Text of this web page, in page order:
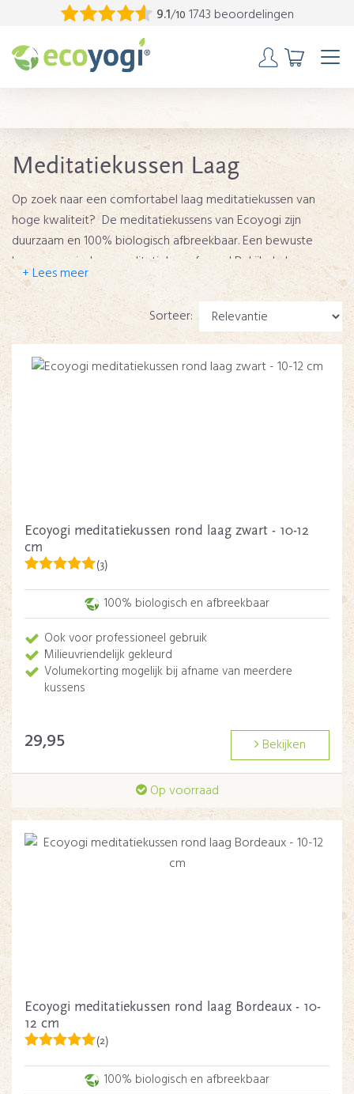
9.1/10 1743 beoordelingen
Meditatiekussen Laag
Op zoek naar een comfortabel laag meditatiekussen van
hoge kwaliteit? De meditatiekussens van Ecoyogi zijn
duurzaam en 100% biologisch afbreekbaar. Een bewuste
keuze voor iedere meditatiebeoefenaar! Bekijk de lage
meditatiekussens en bestel vandaag nog, dan wordt deze
vandaag nog verzonden.
Sorteer:
Ecoyogi meditatiekussen rond laag zwart - 10-12
cm
(3)
100% biologisch en afbreekbaar
Ook voor professioneel gebruik
Milieuvriendelijk gekleurd
Volumekorting mogelijk bij afname van meerdere
kussens
29,95 Bekijken
Op voorraad
Ecoyogi meditatiekussen rond laag Bordeaux - 10-
12 cm
(2)
100% biologisch en afbreekbaar